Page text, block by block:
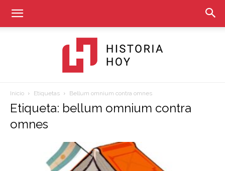
Historia
Hoy
Inicio Etiquetas Bellum omnium contra omnes
Etiqueta: bellum omnium contra
omnes